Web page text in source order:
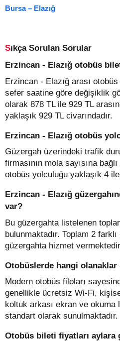
Bursa – Elazığ
Sıkça Sorulan Sorular
Erzincan - Elazığ otobüs
Erzincan - Elazığ arası
sefer saatine göre değişiklik
olarak 878 TL ile 929 TL
yaklaşık 929 TL civarındadır.
Erzincan - Elazığ otobüs
Güzergah üzerindeki trafik
firmasının mola sayısına
otobüs yolculuğu yaklaşık 4
Erzincan - Elazığ
var?
Bu güzergahta listelenen
bulunmaktadır. Toplam 2
güzergahta hizmet
Otobüslerde hangi
Modern otobüs filoları
genellikle ücretsiz Wi-Fi,
koltuk arkası ekran ve okuma
standart olarak sunulmaktadır.
Otobüs bileti fiyatları aylara